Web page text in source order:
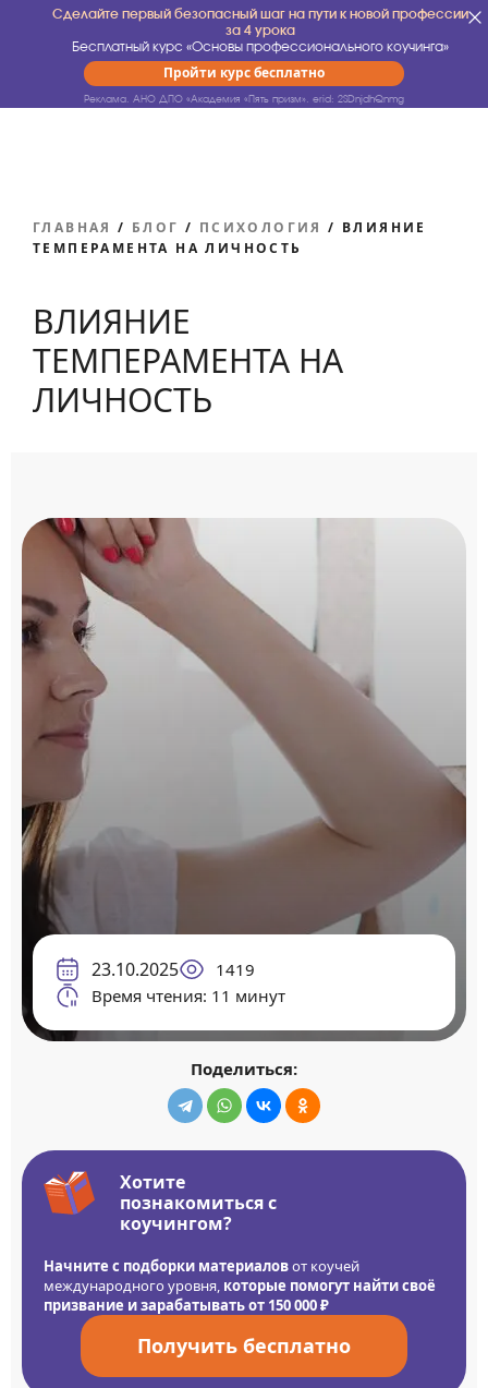
Сделайте первый безопасный шаг на пути к новой профессии
за 4 урока
Бесплатный курс «Основы профессионального коучинга»
Пройти курс бесплатно
Реклама. АНО ДПО «Академия «Пять призм». erid: 2SDnjdhQnmg
ГЛАВНАЯ / БЛОГ / ПСИХОЛОГИЯ / ВЛИЯНИЕ
ТЕМПЕРАМЕНТА НА ЛИЧНОСТЬ
ВЛИЯНИЕ
ТЕМПЕРАМЕНТА НА
ЛИЧНОСТЬ
23.10.2025
1419
Время чтения: 11 минут
Поделиться:
Хотите
познакомиться с
коучингом?
Начните с подборки материаловот коучей
международного уровня, которые помогут найти своё
призвание и зарабатывать от 150 000 ₽
Получить бесплатно